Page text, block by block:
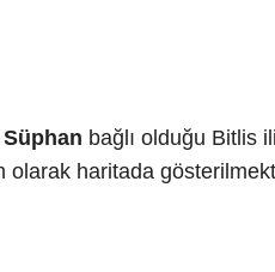
Süphan bağlı olduğu Bitlis
olarak haritada